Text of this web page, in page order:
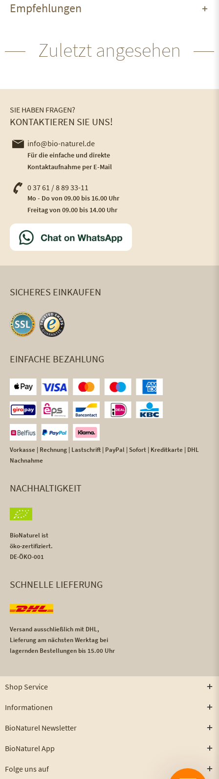
Empfehlungen
Zuletzt angesehen
SIE HABEN FRAGEN?
KONTAKTIEREN SIE UNS!
info@bio-naturel.de
Für die einfache und direkte
Kontaktaufnahme per E-Mail
0 37 61 / 8 89 33-11
Mo - Do von 09.00 bis 16.00 Uhr
Freitag von 09.00 bis 14.00 Uhr
SICHERES EINKAUFEN
EINFACHE BEZAHLUNG
Vorkasse | Rechnung | Lastschrift | PayPal | Sofort | Kreditkarte | DHL
Nachnahme
NACHHALTIGKEIT
BioNaturel ist
öko-zertifiziert.
DE-ÖKO-001
SCHNELLE LIEFERUNG
Versand ausschließlich mit DHL,
Lieferung am nächsten Werktag bei
lagernden Bestellungen bis 15.00 Uhr
Shop Service
Informationen
BioNaturel Newsletter
BioNaturel App
Folge uns auf